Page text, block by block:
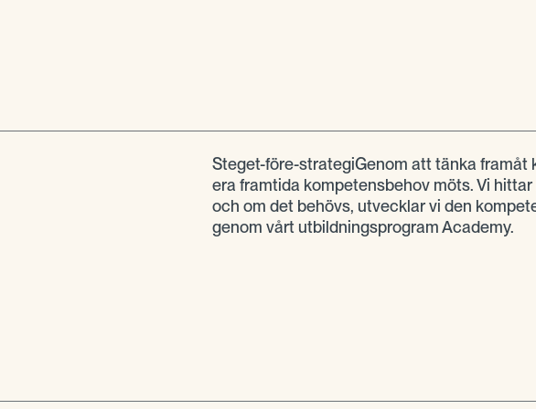
Steget-före-strategiGenom att tänka framåt
era framtida kompetensbehov möts. Vi
och om det behövs, utvecklar vi den
genom vårt utbildningsprogram Academy.